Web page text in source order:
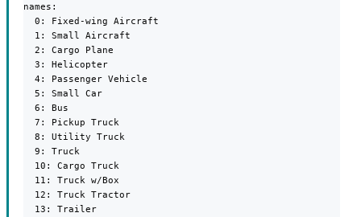
names:
  0: Fixed-wing Aircraft
  1: Small Aircraft
  2: Cargo Plane
  3: Helicopter
  4: Passenger Vehicle
  5: Small Car
  6: Bus
  7: Pickup Truck
  8: Utility Truck
  9: Truck
  10: Cargo Truck
  11: Truck w/Box
  12: Truck Tractor
  13: Trailer